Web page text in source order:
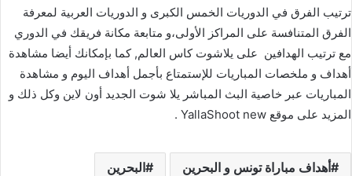
ترتيب الفرق في الدوريات الخمس الكبرى و الدوريات العربية لمعرفة
الفرق المتنافسة على المراكز الأولى،و متابعة مكانة فريقك في الدوري
مع ترتيب الهدافين على يلاشوت كاس العالم, كما بإمكانك أيضا مشاهدة
أهداف و ملخصات المباريات للإستمتاع بأجمل أهداف اليوم و مشاهدة
المباريات عبر خاصية البث المباشر يلا شوت الجديد أون لاين وكل ذلك و
المزيد على موقع YallaShoot new .
أهداف مباراة تونس و البحرين البحرين